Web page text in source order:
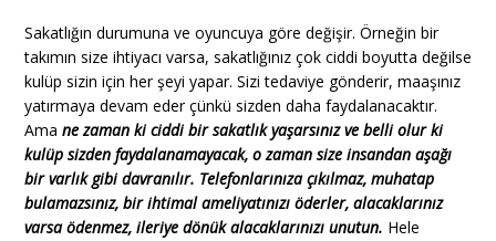
Sakatlığın durumuna ve oyuncuya göre değişir. Örneğin bir
takımın size ihtiyacı varsa, sakatlığınız çok ciddi boyutta değilse
kulüp sizin için her şeyi yapar. Sizi tedaviye gönderir, maaşınız
yatırmaya devam eder çünkü sizden daha faydalanacaktır.
Ama ne zaman ki ciddi bir sakatlık yaşarsınız ve belli olur ki
kulüp sizden faydalanamayacak, o zaman size insandan aşağı
bir varlık gibi davranılır. Telefonlarınıza çıkılmaz, muhatap
bulamazsınız, bir ihtimal ameliyatınızı öderler, alacaklarınız
varsa ödenmez, ileriye dönük alacaklarınızı unutun. Hele